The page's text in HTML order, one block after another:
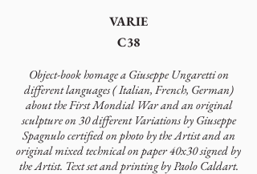
VARIE
C38
Object-book homage a Giuseppe Ungaretti on
different languages ( Italian, French, German)
about the First Mondial War and an original
sculpture on 30 different Variations by Giuseppe
Spagnulo certified on photo by the Artist and an
original mixed technical on paper 40x30 signed by
the Artist. Text set and printing by Paolo Caldart.